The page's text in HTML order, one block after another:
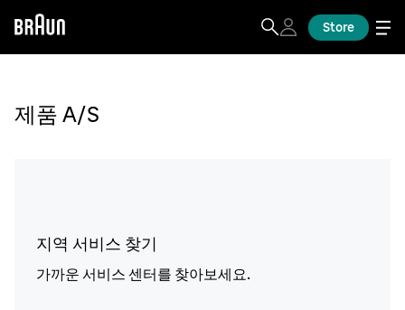
Store
제품 A/S
지역 서비스 찾기
가까운 서비스 센터를 찾아보세요.